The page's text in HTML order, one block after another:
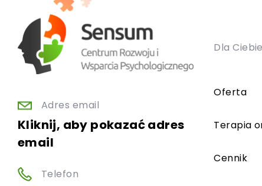
Adres email
Kliknij, aby pokazać adres
email
Telefon
Dla Ciebie
Oferta
Terapia
Cennik